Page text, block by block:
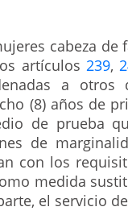
cabeza de
artículos 239,
a otros
(8) años de
de prueba
de
con los
medida
el servicio